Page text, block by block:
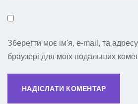
Зберегти моє ім'я, e-mail, та
браузері для моїх подальших